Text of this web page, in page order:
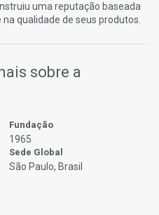
uma reputação baseada
qualidade de seus produtos.
sobre a
Fundação
1965
Sede Global
São Paulo, Brasil